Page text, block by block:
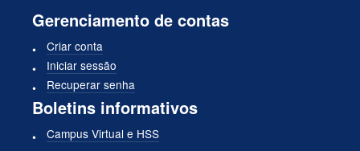
Gerenciamento de contas
Criar conta
Iniciar sessão
Recuperar senha
Boletins informativos
Campus Virtual e HSS